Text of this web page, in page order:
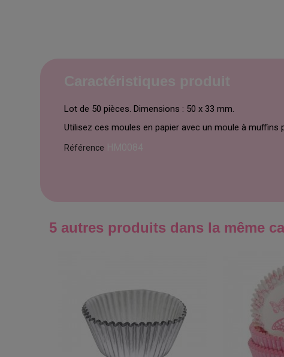
Lot de 50 pièces. Dimensions : 50 x 33 mm.
Utilisez ces moules en papier avec un moule à muffins
Référence
5 autres produits dans la même